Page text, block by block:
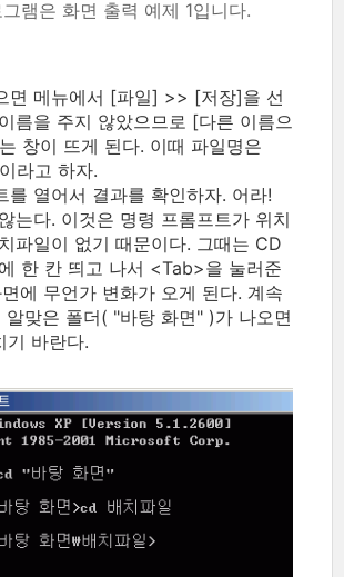
램은 화면 출력 예제 1입니다.
면 메뉴에서 [파일] >> [저장]을 선
름을 주지 않았으므로 [다른 이름으
창이 뜨게 된다. 이때 파일명은
라고 하자.
를 열어서 결과를 확인하자. 어라!
는다. 이것은 명령 프롬프트가 위치
파일이 없기 때문이다. 그때는 CD
한 칸 띄고 나서 <Tab>을 눌러준
에 무언가 변화가 오게 된다. 계속
맞은 폴더( "바탕 화면" )가 나오면
바란다.